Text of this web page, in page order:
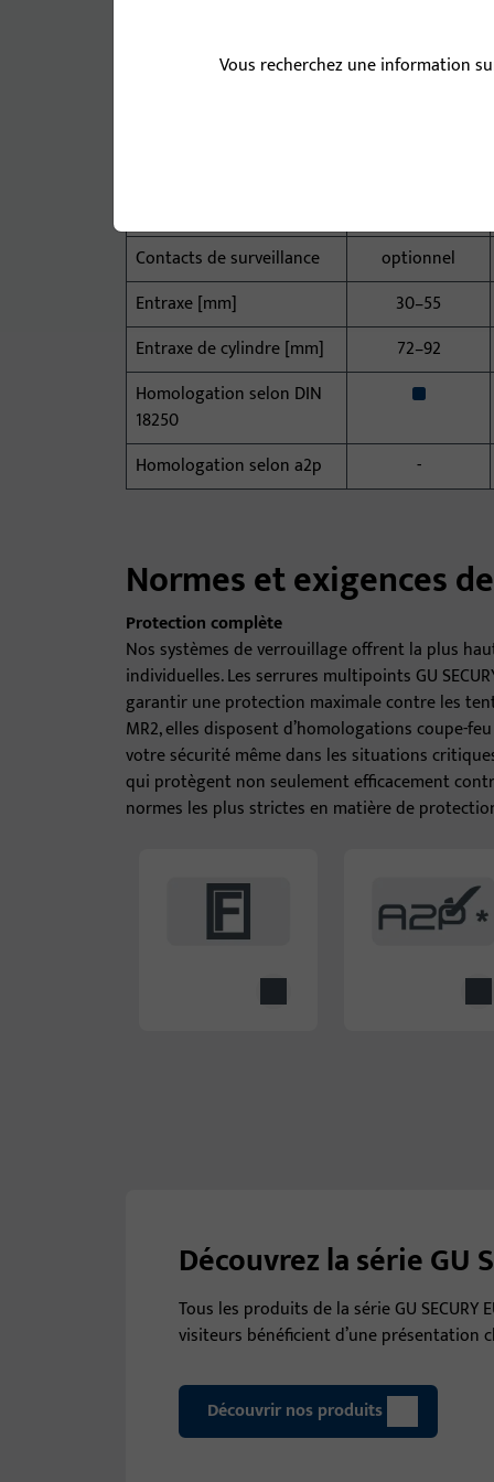
Contacts de surveillance
optionnel
Entraxe [mm]
30–55
Entraxe de cylindre [mm]
72–92
Homologation selon DIN
18250
x
Homologation selon a2p -
Normes et exigences
Protection complète
Nos systèmes de verrouillage offrent la plus
individuelles. Les serrures multipoints GU
garantir une protection maximale contre les
MR2, elles disposent d’homologations coupe-
votre sécurité même dans les situations
qui protègent non seulement efficacement
normes les plus strictes en matière de
Découvrez la série GU
Tous les produits de la série GU
visiteurs bénéficient d’une présentation
Découvrir nos produits
Vous recherchez une information